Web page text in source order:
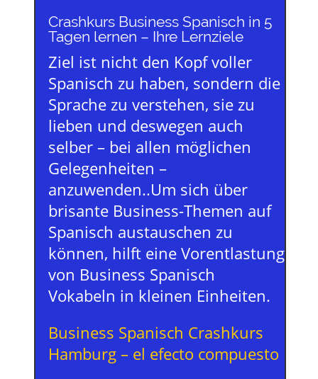
Crashkurs Business Spanisch in 5
Tagen lernen – Ihre Lernziele
Ziel ist nicht den Kopf voller
Spanisch zu haben, sondern die
Sprache zu verstehen, sie zu
lieben und deswegen auch
selber – bei allen möglichen
Gelegenheiten –
anzuwenden..Um sich über
brisante Business-Themen auf
Spanisch austauschen zu
können, hilft eine Vorentlastung
von Business Spanisch
Vokabeln in kleinen Einheiten.
Business Spanisch Crashkurs
Hamburg – el efecto compuesto